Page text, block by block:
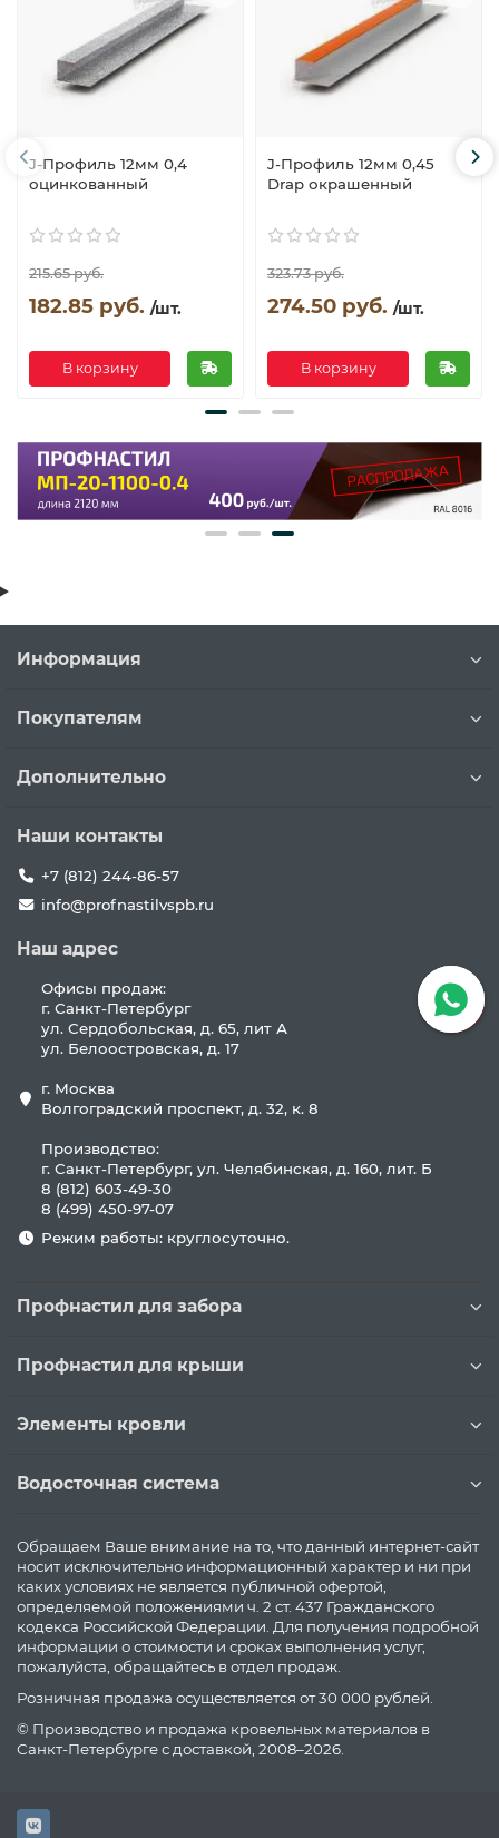
J-Профиль 12мм 0,4
оцинкованный
215.65 руб.
182.85 руб. /шт.
В корзину
J-Профиль 12мм 0,45
Drap окрашенный
323.73 руб.
274.50 руб. /шт.
В корзину
Информация
Покупателям
Дополнительно
Наши контакты
+7 (812) 244-86-57
info@profnastilvspb.ru
Наш адрес
Офисы продаж:
г. Санкт-Петербург
ул. Сердобольская, д. 65, лит А
ул. Белоостровская, д. 17
г. Москва
Волгоградский проспект, д. 32, к. 8
Производство:
г. Санкт-Петербург, ул. Челябинская, д. 160, лит. Б
8 (812) 603-49-30
8 (499) 450-97-07
Режим работы: круглосуточно.
Профнастил для забора
Профнастил для крыши
Элементы кровли
Водосточная система
Обращаем Ваше внимание на то, что данный интернет-сайт
носит исключительно информационный характер и ни при
каких условиях не является публичной офертой,
определяемой положениями ч. 2 ст. 437 Гражданского
кодекса Российской Федерации. Для получения подробной
информации о стоимости и сроках выполнения услуг,
пожалуйста, обращайтесь в отдел продаж.
Розничная продажа осуществляется от 30 000 рублей.
© Производство и продажа кровельных материалов в
Санкт-Петербурге с доставкой, 2008–2026.